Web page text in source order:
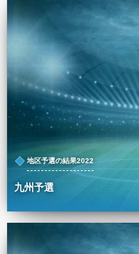
地区予選の結果2022
九州予選